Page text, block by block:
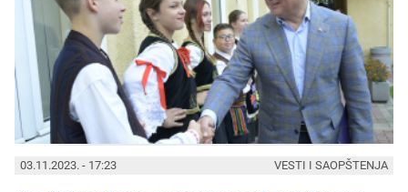
03.11.2023. - 17:23 VESTI I SAOPŠTENJA